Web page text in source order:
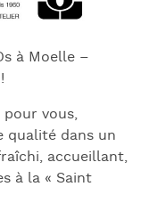
à Moelle –
vous,
qualité dans un
accueillant,
à la « Saint